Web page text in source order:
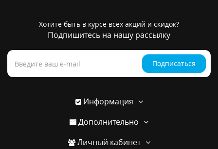
Хотите быть в курсе всех акций и скидок?
Подпишитесь на нашу рассылку
Подписаться
Информация
Дополнительно
Личный кабинет